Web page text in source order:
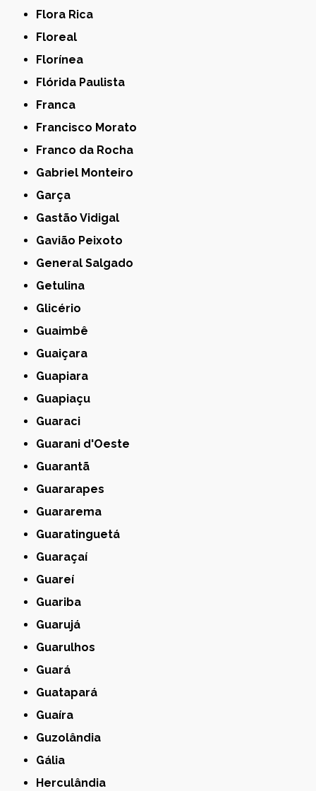
Flora Rica
Floreal
Florínea
Flórida Paulista
Franca
Francisco Morato
Franco da Rocha
Gabriel Monteiro
Garça
Gastão Vidigal
Gavião Peixoto
General Salgado
Getulina
Glicério
Guaimbê
Guaiçara
Guapiara
Guapiaçu
Guaraci
Guarani d'Oeste
Guarantã
Guararapes
Guararema
Guaratinguetá
Guaraçaí
Guareí
Guariba
Guarujá
Guarulhos
Guará
Guatapará
Guaíra
Guzolândia
Gália
Herculândia